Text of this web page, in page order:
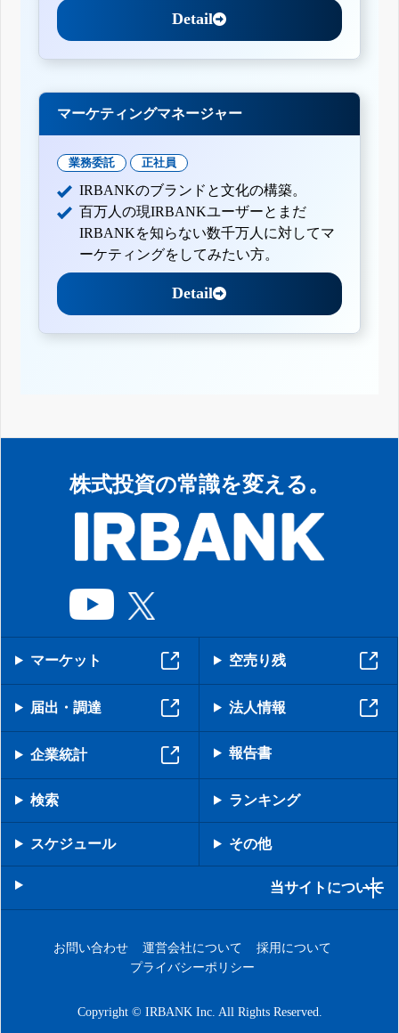
Detail
マーケティングマネージャー
業務委託 正社員
IRBANKのブランドと文化の構築。
百万人の現IRBANKユーザーとまだ
IRBANKを知らない数千万人に対してマ
ーケティングをしてみたい方。
Detail
株式投資の常識を変える。
マーケット 空売り残
届出・調達 法人情報
企業統計 報告書
検索 ランキング
スケジュール その他
当サイトについて
お問い合わせ 運営会社について
採用について
プライバシーポリシー
Copyright © IRBANK Inc. All Rights Reserved.